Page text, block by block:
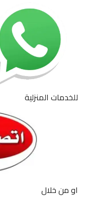
للخدمات المنزلية
او من خلال